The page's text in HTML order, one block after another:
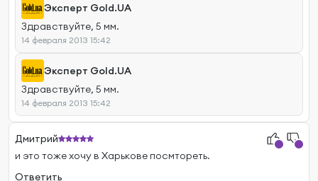
Эксперт Gold.UA
Здравствуйте, 5 мм.
14 февраля 2013 15:42
Эксперт Gold.UA
Здравствуйте, 5 мм.
14 февраля 2013 15:42
Дмитрий
и это тоже хочу в Харькове посмтореть.
Ответить